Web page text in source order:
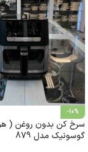
-10%
سرخ کن بدون روغن (
گوسونیک مدل 879